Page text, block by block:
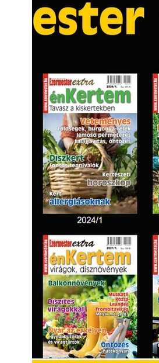
a megoldást a meleg ellen, ma
már egyre többen keresnek
olyan kültéri hűtési
vendégl